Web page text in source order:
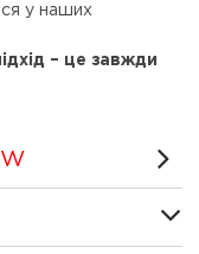
у наших
– це завжди